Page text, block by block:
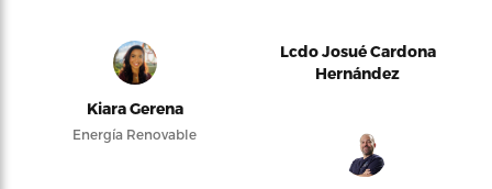
Kiara Gerena
Energía Renovable
Lcdo Josué Cardona
Hernández